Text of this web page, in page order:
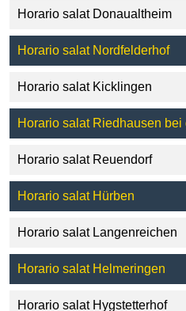
Horario salat Donaualtheim
Horario salat Nordfelderhof
Horario salat Kicklingen
Horario salat Riedhausen bei
Horario salat Reuendorf
Horario salat Hürben
Horario salat Langenreichen
Horario salat Helmeringen
Horario salat Hygstetterhof